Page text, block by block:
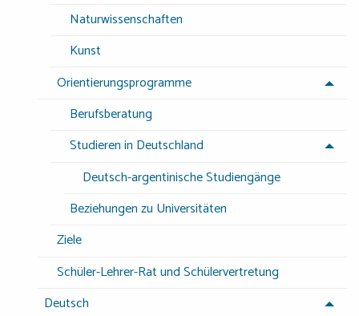
Naturwissenschaften
Kunst
Orientierungsprogramme
Berufsberatung
Studieren in Deutschland
Deutsch-argentinische Studiengänge
Beziehungen zu Universitäten
Ziele
Schüler-Lehrer-Rat und Schülervertretung
Deutsch